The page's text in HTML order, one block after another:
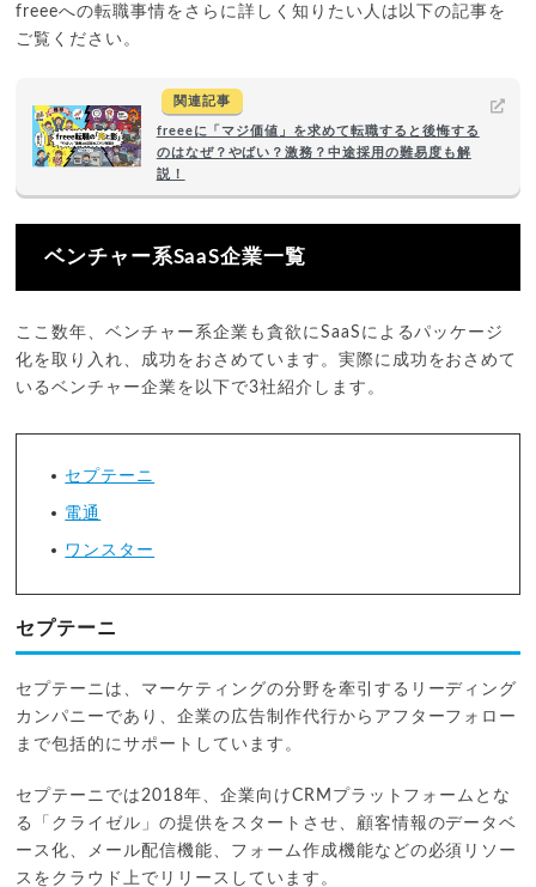
freeeへの転職事情をさらに詳しく知りたい人は以下の記事を
ご覧ください。
関連記事
freeeに「マジ価値」を求めて転職すると後悔する
のはなぜ？やばい？激務？中途採用の難易度も解
説！
ベンチャー系SaaS企業一覧
ここ数年、ベンチャー系企業も貪欲にSaaSによるパッケージ
化を取り入れ、成功をおさめています。実際に成功をおさめて
いるベンチャー企業を以下で3社紹介します。
セプテーニ
電通
ワンスター
セプテーニ
セプテーニは、マーケティングの分野を牽引するリーディング
カンパニーであり、企業の広告制作代行からアフターフォロー
まで包括的にサポートしています。
セプテーニでは2018年、企業向けCRMプラットフォームとな
る「クライゼル」の提供をスタートさせ、顧客情報のデータベ
ース化、メール配信機能、フォーム作成機能などの必須リソー
スをクラウド上でリリースしています。